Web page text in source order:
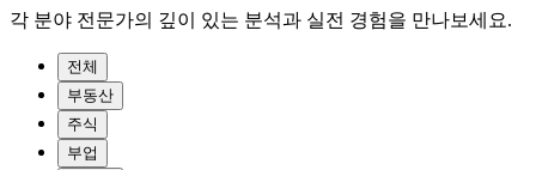
각 분야 전문가의 깊이 있는 분석과 실전 경험을 만나보세요.
전체
부동산
주식
부업